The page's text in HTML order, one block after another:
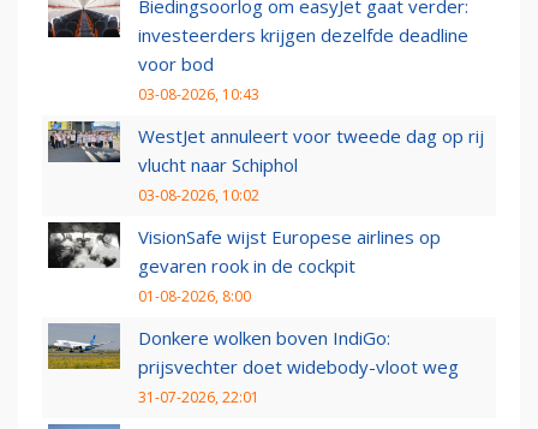
Biedingsoorlog om easyJet gaat verder:
investeerders krijgen dezelfde deadline
voor bod
03-08-2026, 10:43
WestJet annuleert voor tweede dag op rij
vlucht naar Schiphol
03-08-2026, 10:02
VisionSafe wijst Europese airlines op
gevaren rook in de cockpit
01-08-2026, 8:00
Donkere wolken boven IndiGo:
prijsvechter doet widebody-vloot weg
31-07-2026, 22:01